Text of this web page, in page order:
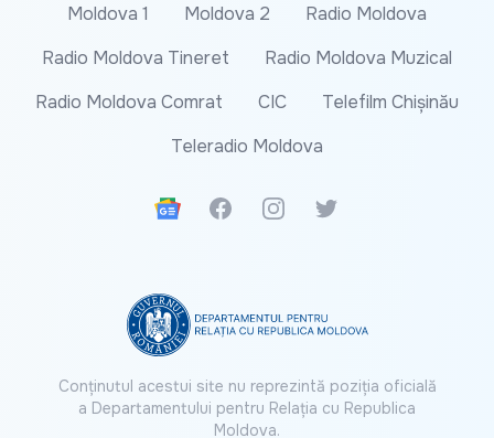
Moldova 1 Moldova 2
Radio Moldova
Radio Moldova Tineret
Radio Moldova Muzical
Radio Moldova Comrat
CIC
Telefilm Chișinău
Teleradio Moldova
Google News
FacebookInstagramTwitter
Conținutul acestui site nu reprezintă poziția oficială
a Departamentului pentru Relația cu Republica
Moldova.